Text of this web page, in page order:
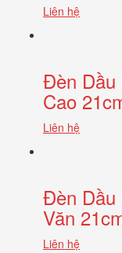
Liên hệ
Đèn Dầu
Cao
Liên hệ
Đèn Dầu
Văn
Liên hệ